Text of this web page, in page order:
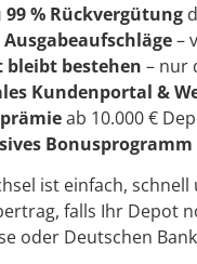
99 % Rückvergütung
Ausgabeaufschläge–
bleibt bestehen – nur
Kundenportal &
ab 10.000 €
Bonusprogramm
ist einfach,
falls Ihr Depot
oder Deutschen